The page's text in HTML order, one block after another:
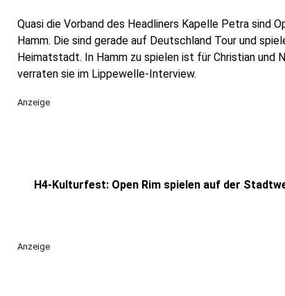
Quasi die Vorband des Headliners Kapelle Petra sind
Hamm. Die sind gerade auf Deutschland Tour und
Heimatstadt. In Hamm zu spielen ist für Christian und
verraten sie im Lippewelle-Interview.
Anzeige
H4-Kulturfest: Open Rim spielen auf der
Anzeige